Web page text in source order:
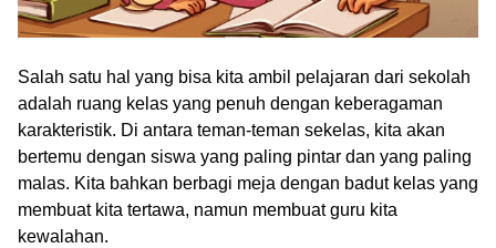
Salah satu hal yang bisa kita ambil pelajaran dari sekolah
adalah ruang kelas yang penuh dengan keberagaman
karakteristik. Di antara teman-teman sekelas, kita akan
bertemu dengan siswa yang paling pintar dan yang paling
malas. Kita bahkan berbagi meja dengan badut kelas yang
membuat kita tertawa, namun membuat guru kita
kewalahan.